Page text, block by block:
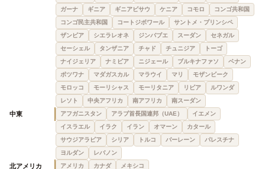
ガーナ
ギニア ギニアビサウ ケニア コモロ
コンゴ共和国
コンゴ民主共和国
コートジボワール
サントメ・プリンシペ
ザンビア
シエラレオネ ジンバブエ スーダン
セネガル
セーシェル
タンザニア チャド チュニジア
トーゴ
ナイジェリア
ナミビア ニジェール ブルキナファソ
ベナン
ボツワナ
マダガスカル マラウイ マリ
モザンビーク
モロッコ
モーリシャス モーリタニア リビア
ルワンダ
レソト
中央アフリカ 南アフリカ 南スーダン
中東 アフガニスタン アラブ首長国連邦（UAE）
イエメン
イスラエル
イラク イラン オマーン
カタール
サウジアラビア
シリア トルコ バーレーン
パレスチナ
ヨルダン
レバノン
北アメリカ アメリカ カナダ メキシコ